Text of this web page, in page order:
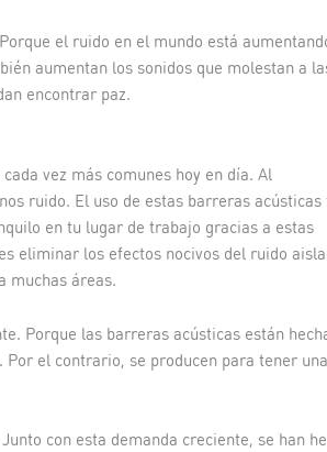
el ruido en el mundo está
aumentan los sonidos que molestan a
encontrar paz.
vez más comunes hoy en día. Al
ruido. El uso de estas barreras acústicas
en tu lugar de trabajo gracias a estas
eliminar los efectos nocivos del ruido
muchas áreas.
Porque las barreras acústicas están
el contrario, se producen para tener una
con esta demanda creciente, se han